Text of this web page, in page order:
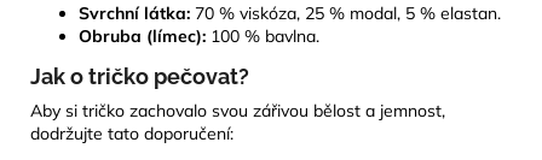
Svrchní látka: 70 % viskóza, 25 % modal, 5 % elastan.
Obruba (límec): 100 % bavlna.
Jak o tričko pečovat?
Aby si tričko zachovalo svou zářivou bělost a jemnost,
dodržujte tato doporučení: